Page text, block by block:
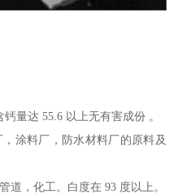
量达 55.6 以上无有害成份 。
涂料厂，防水材料厂的原料及
道，化工。白度在 93 度以上。